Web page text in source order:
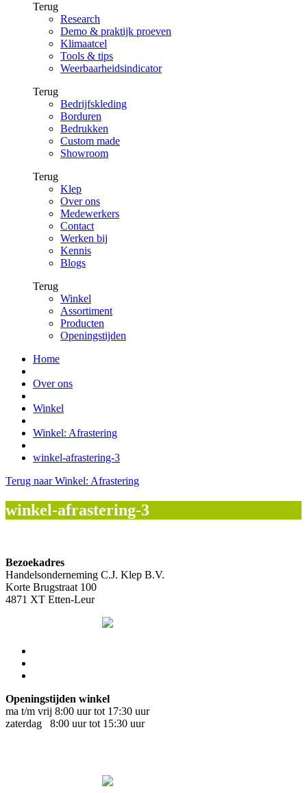
Terug
Research
Demo & praktijk proeven
Klimaatcel
Tools & tips
Weerbaarheidsindicator
Terug
Bedrijfskleding
Borduren
Bedrukken
Custom made
Showroom
Terug
Klep
Over ons
Medewerkers
Contact
Werken bij
Kennis
Blogs
Terug
Winkel
Assortiment
Producten
Openingstijden
Home
Over ons
Winkel
Winkel: Afrastering
winkel-afrastering-3
Terug naar Winkel: Afrastering
winkel-afrastering-3
Bezoekadres
Handelsonderneming C.J. Klep B.V.
Korte Brugstraat 100
4871 XT Etten-Leur
Openingstijden winkel
ma t/m vrij 8:00 uur tot 17:30 uur
zaterdag 8:00 uur tot 15:30 uur